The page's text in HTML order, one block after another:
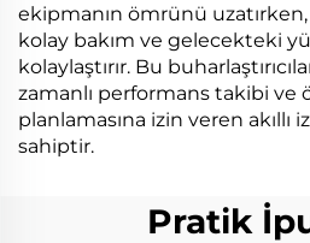
ekipmanın ömrünü
kolay bakım ve gelecekteki
kolaylaştırır. Bu
zamanlı performans takibi ve
planlamasına izin veren
sahiptir.
Pratik